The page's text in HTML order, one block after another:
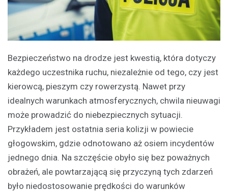
Bezpieczeństwo na drodze jest kwestią, która dotyczy
każdego uczestnika ruchu, niezależnie od tego, czy jest
kierowcą, pieszym czy rowerzystą. Nawet przy
idealnych warunkach atmosferycznych, chwila nieuwagi
może prowadzić do niebezpiecznych sytuacji.
Przykładem jest ostatnia seria kolizji w powiecie
głogowskim, gdzie odnotowano aż osiem incydentów
jednego dnia. Na szczęście obyło się bez poważnych
obrażeń, ale powtarzającą się przyczyną tych zdarzeń
było niedostosowanie prędkości do warunków